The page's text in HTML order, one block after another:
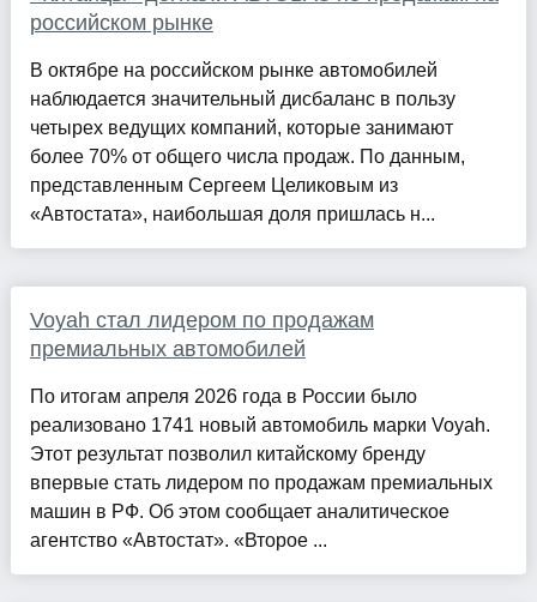
российском рынке
В октябре на российском рынке автомобилей
наблюдается значительный дисбаланс в пользу
четырех ведущих компаний, которые занимают
более 70% от общего числа продаж. По данным,
представленным Сергеем Целиковым из
«Автостата», наибольшая доля пришлась н...
Voyah стал лидером по продажам
премиальных автомобилей
По итогам апреля 2026 года в России было
реализовано 1741 новый автомобиль марки Voyah.
Этот результат позволил китайскому бренду
впервые стать лидером по продажам премиальных
машин в РФ. Об этом сообщает аналитическое
агентство «Автостат». «Второе ...